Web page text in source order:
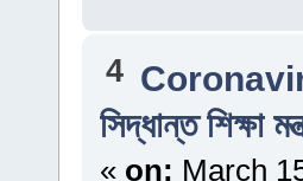
4
সিদ্ধান্ত শিক্ষা
« on: March